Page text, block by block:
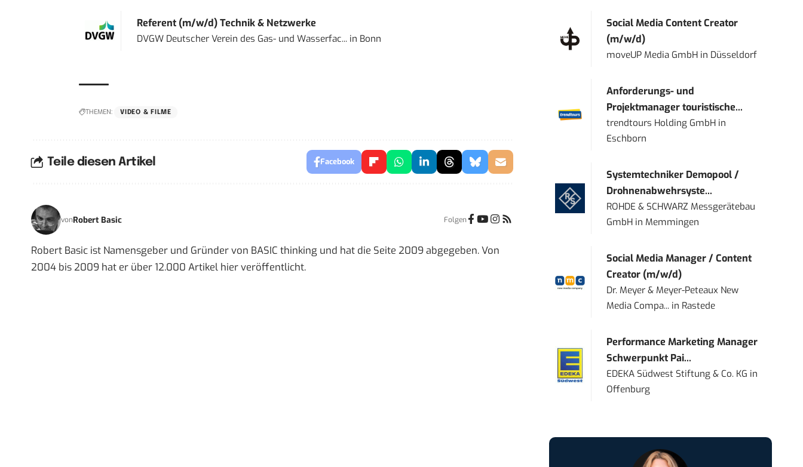
Referent (m/w/d) Technik & Netzwerke
DVGW Deutscher Verein des Gas- und Wasserfac...in Bonn
THEMEN: VIDEO & FILME
Teile diesen Artikel Facebook
vonRobert Basic Folgen
Robert Basic ist Namensgeber und Gründer von BASIC thinking und hat die Seite 2009 abgegeben. Von
2004 bis 2009 hat er über 12.000 Artikel hier veröffentlicht.
Social Media Content Creator
(m/w/d)
moveUP Media GmbH in Düsseldorf
Anforderungs- und
Projektmanager touristische...
trendtours Holding GmbH in
Eschborn
Systemtechniker Demopool /
Drohnenabwehrsyste...
ROHDE & SCHWARZ Messgerätebau
GmbH in Memmingen
Social Media Manager / Content
Creator (m/w/d)
Dr. Meyer & Meyer-Peteaux New
Media Compa... in Rastede
Performance Marketing Manager
Schwerpunkt Pai...
EDEKA Südwest Stiftung & Co. KG in
Offenburg